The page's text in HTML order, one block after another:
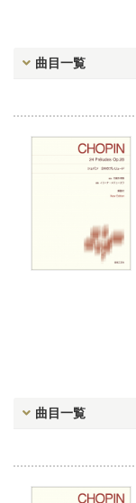
曲目一覧
曲目一覧